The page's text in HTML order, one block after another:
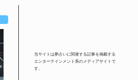
当サイトは夢占いに関連する記事を掲載する
エンターテインメント系のメディアサイトで
す。